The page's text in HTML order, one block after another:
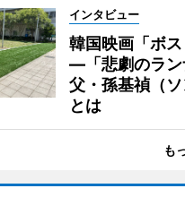
インタビュー
韓国映画「ボ
―「悲劇のラン
父・孫基禎（
とは
も